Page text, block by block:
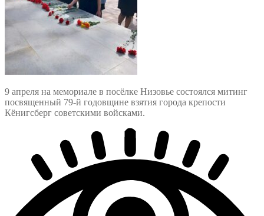
9 апреля на мемориале в посёлке Низовье состоялся митинг
посвященный 79-й годовщине взятия города крепости
Кёнигсберг советскими войсками.